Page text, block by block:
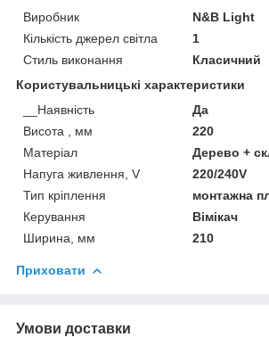
Виробник
N&B Light
Кількість джерел світла
1
Стиль виконання
Класичний
Користувальницькі характеристики
__Наявність
Да
Висота , мм
220
Матеріал
Дерево +
Напуга живлення, V
220/240V
Тип кріплення
монтажна
Керування
Вімікач
Ширина, мм
210
Приховати
Умови доставки